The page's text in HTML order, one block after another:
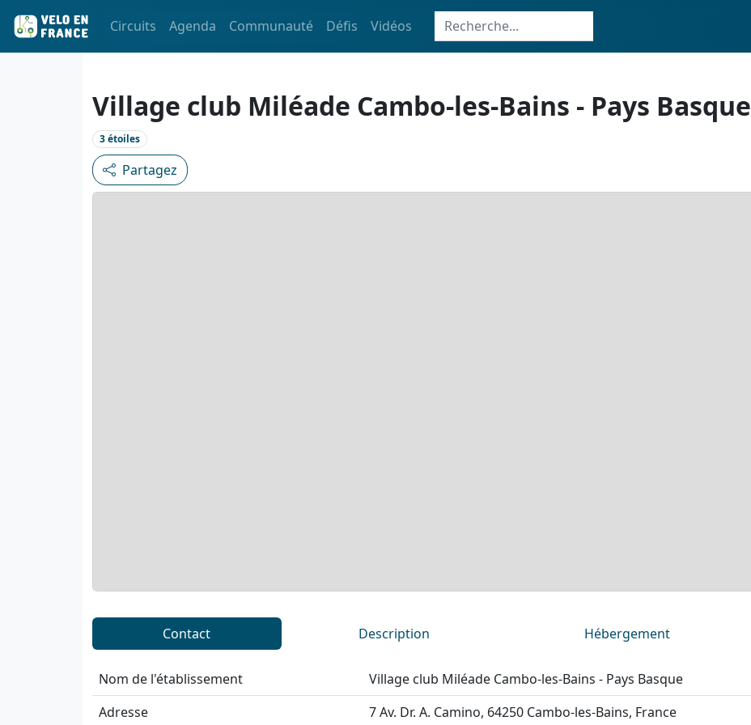
Circuits Agenda Communauté Défis Vidéos
Village club Miléade Cambo-les-Bains - Pays Basque
3 étoiles
Partagez
Contact Description Hébergement
Nom de l'établissement
Village club Miléade Cambo-les-Bains - Pays Basque
Adresse
7 Av. Dr. A. Camino, 64250 Cambo-les-Bains, France